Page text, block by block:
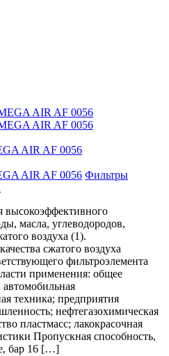
AIR AF 0056
AIR AF 0056 Фильтры
высокоэффективного
масла, углеводородов,
воздуха (1).
сжатого воздуха
фильтроэлемента
применения: общее
техника; предприятия
нефтегазохимическая
пластмасс; лакокрасочная
Пропускная способность,
бар 16 […]